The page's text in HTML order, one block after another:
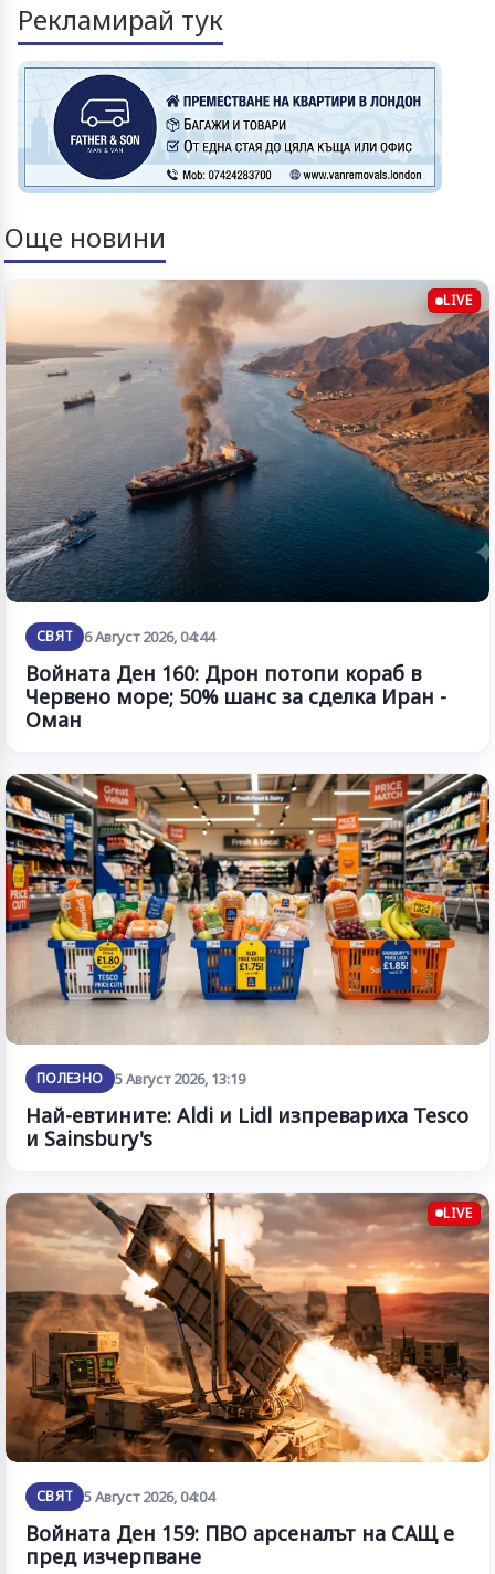
Рекламирай тук
Още новини
LIVE
СВЯТ 6 Август 2026, 04:44
Войната Ден 160: Дрон потопи кораб в
Червено море; 50% шанс за сделка Иран -
Оман
ПОЛЕЗНО 5 Август 2026, 13:19
Най-евтините: Aldi и Lidl изпревариха Tesco
и Sainsbury's
LIVE
СВЯТ 5 Август 2026, 04:04
Войната Ден 159: ПВО арсеналът на САЩ е
пред изчерпване